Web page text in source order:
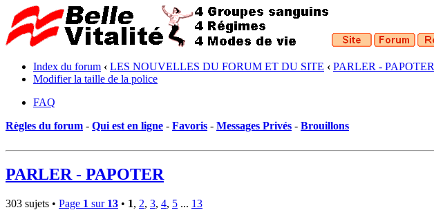
Index du forum ‹ LES NOUVELLES DU FORUM ET DU SITE ‹ PARLER - PAPOTER
Modifier la taille de la police
FAQ
Règles du forum - Qui est en ligne - Favoris - Messages Privés - Brouillons
PARLER - PAPOTER
303 sujets • Page 1 sur 13 • 1, 2, 3, 4, 5 ... 13